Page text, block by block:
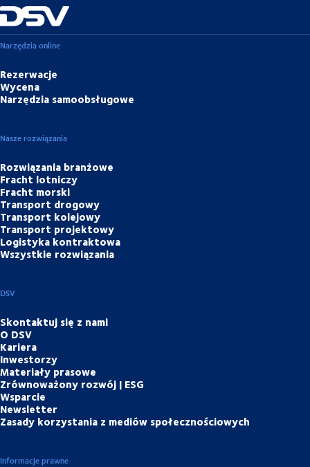
Narzędzia online
Rezerwacje
Wycena
Narzędzia samoobsługowe
Nasze rozwiązania
Rozwiązania branżowe
Fracht lotniczy
Fracht morski
Transport drogowy
Transport kolejowy
Transport projektowy
Logistyka kontraktowa
Wszystkie rozwiązania
DSV
Skontaktuj się z nami
O DSV
Kariera
Inwestorzy
Materiały prasowe
Zrównoważony rozwój | ESG
Wsparcie
Newsletter
Zasady korzystania z mediów społecznościowych
Informacje prawne